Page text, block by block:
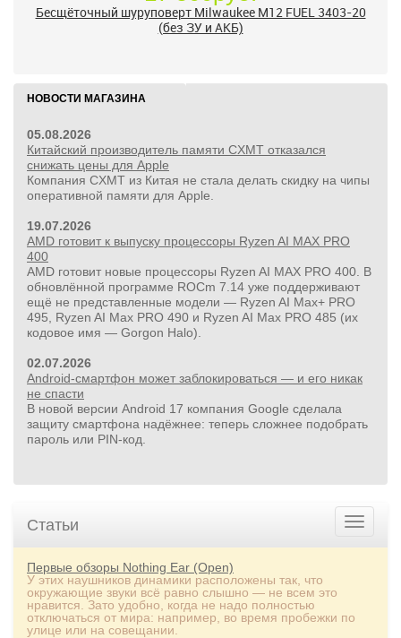
Бесщёточный шуруповерт Milwaukee M12 FUEL 3403-20
(без ЗУ и АКБ)
24 500руб.
УШМ болгарка Milwaukee M18 FUEL 2888-20 125 мм,
красный
НОВОСТИ МАГАЗИНА
05.08.2026
Китайский производитель памяти CXMT отказался
снижать цены для Apple
Компания CXMT из Китая не стала делать скидку на чипы
оперативной памяти для Apple.
19.07.2026
AMD готовит к выпуску процессоры Ryzen AI MAX PRO
400
AMD готовит новые процессоры Ryzen AI MAX PRO 400. В
обновлённой программе ROCm 7.14 уже поддерживают
ещё не представленные модели — Ryzen AI Max+ PRO
495, Ryzen AI Max PRO 490 и Ryzen AI Max PRO 485 (их
кодовое имя — Gorgon Halo).
02.07.2026
Android-смартфон может заблокироваться — и его никак
не спасти
В новой версии Android 17 компания Google сделала
защиту смартфона надёжнее: теперь сложнее подобрать
пароль или PIN‑код.
Статьи
Первые обзоры Nothing Ear (Open)
У этих наушников динамики расположены так, что
окружающие звуки всё равно слышно — не всем это
нравится. Зато удобно, когда не надо полностью
отключаться от мира: например, во время пробежки по
улице или на совещании.